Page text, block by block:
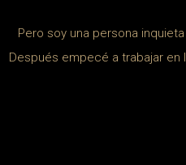
Pero soy una persona
Después empecé a trabajar en